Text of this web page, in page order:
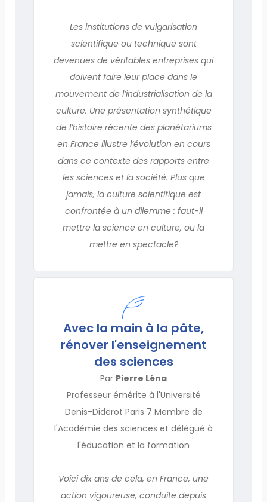
Les institutions de vulgarisation
scientifique ou technique sont
devenues de véritables entreprises qui
doivent faire leur place dans le
mouvement de l’industrialisation de la
culture. Une présentation synthétique
de l’histoire récente des planétariums
en France illustre l’évolution en cours
dans ce contexte des rapports entre
les sciences et la société. Plus que
jamais, la culture scientifique est
confrontée à un dilemme : faut-il
mettre la science en culture, ou la
mettre en spectacle?
Avec la main à la pâte,
rénover l'enseignement
des sciences
Par Pierre Léna
Professeur émérite à l'Université
Denis-Diderot Paris 7 Membre de
l'Académie des sciences et délégué à
l'éducation et la formation
Voici dix ans de cela, en France, une
action vigoureuse, conduite depuis